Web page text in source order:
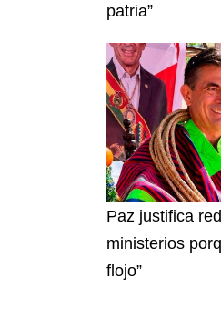
patria”
Paz justifica
ministerios
flojo”